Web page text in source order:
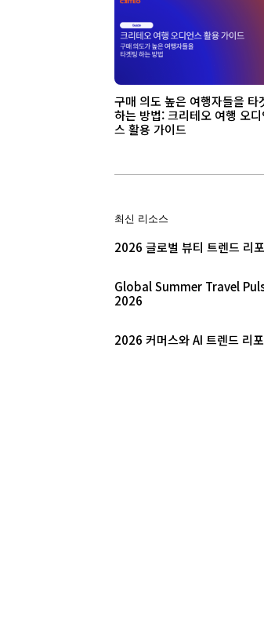
구매 의도 높은 여행자들을 타
하는 방법: 크리테오 여행 오디
스 활용 가이드
최신 리소스
2026 글로벌 뷰티 트렌드 리
Global Summer Travel
2026
2026 커머스와 AI 트렌드 리